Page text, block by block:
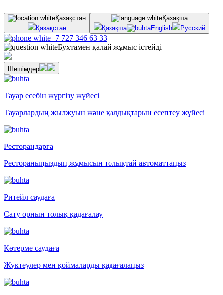
Қазақстан
Қазақстан
Қазақша
Қазақша
English Русский
+7 727 346 63 33
Бухтамен қалай жұмыс істейді
Шешімдер
Тауар есебін жүргізу жүйесі
Тауарлардың жылжуын және қалдықтарын есептеу жүйесі
Ресторандарға
Рестораныңыздың жұмысын толықтай автоматтаңыз
Ритейл саудаға
Сату орнын толық қадағалау
Көтерме саудаға
Жүктеулер мен қоймаларды қадағалаңыз